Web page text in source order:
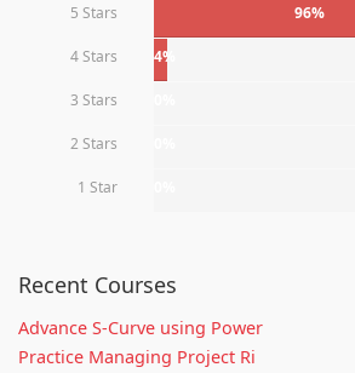
5 Stars
96%
4 Stars 4%
3 Stars
2 Stars
1 Star
Recent Courses
Advance S-Curve using Power
Practice Managing Project Ri